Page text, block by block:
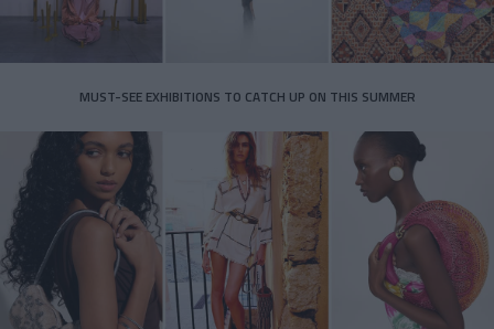
MUST-SEE EXHIBITIONS TO CATCH UP ON THIS SUMMER